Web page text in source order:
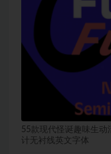
55款现代怪诞趣味生动
计无衬线英文字体